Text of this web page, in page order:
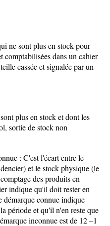
ne sont plus en stock pour
comptabilisées dans un cahier
cassée et signalée par un
plus en stock et dont les
sortie de stock non
: C'est l'écart entre le
et le stock physique (le
des produits en
indique qu'il doit rester en
démarque connue indique
période et qu'il n'en reste que
inconnue est de 12 –1